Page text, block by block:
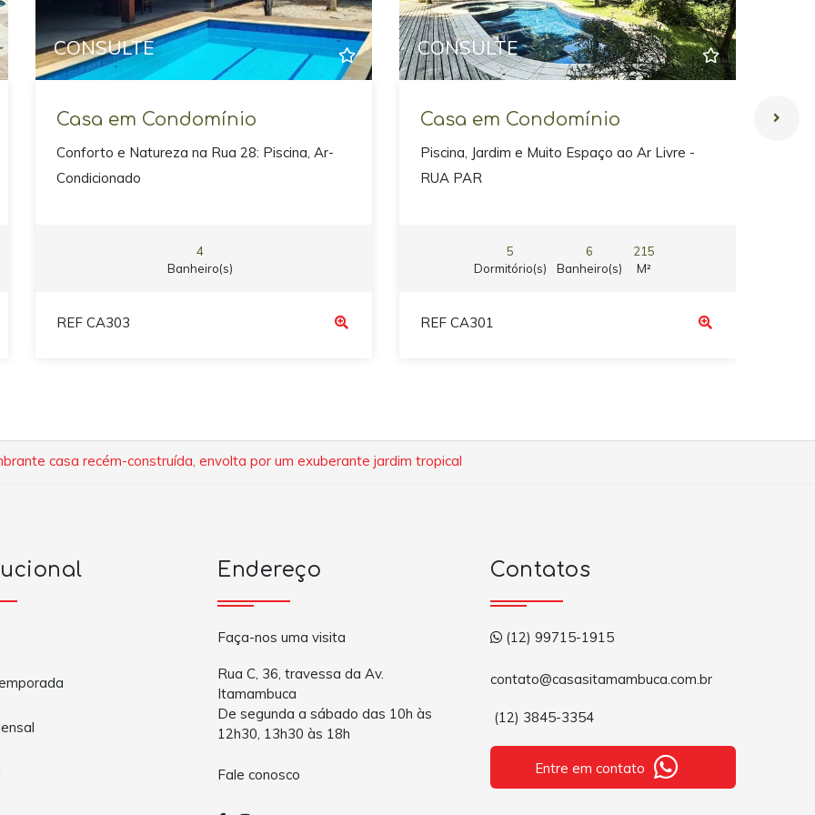
CONSULTE
Casa em Condomínio
Conforto e Natureza na Rua 28: Piscina, Ar-
Condicionado
4
Banheiro(s)
REF CA303
CONSULTE
Casa em Condomínio
Piscina, Jardim e Muito Espaço ao Ar Livre -
RUA PAR
5
Dormitório(s)
6
Banheiro(s)
215
M²
REF CA301
casa recém-construída, envolta por um exuberante jardim tropical
Endereço
Faça-nos uma visita
Rua C, 36, travessa da Av.
Itamambuca
De segunda a sábado das 10h às
12h30, 13h30 às 18h
Fale conosco
Contatos
(12) 99715-1915
contato@casasitamambuca.com.br
(12) 3845-3354
Entre em contato